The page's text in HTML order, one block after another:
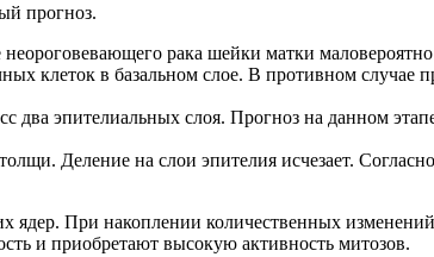
прогноз.
рака шейки матки
клеток в базальном слое. В противном
два эпителиальных слоя. Прогноз на данном
Деление на слои эпителия исчезает.
При накоплении количественных изменений
и приобретают высокую активность митозов.